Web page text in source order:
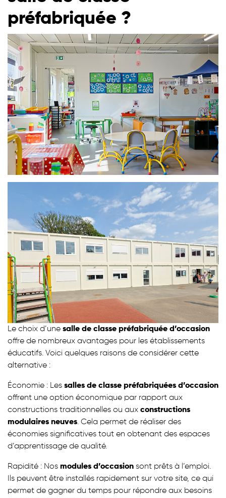
préfabriquée ?
Le choix d’une salle de classe préfabriquée d’occasion
offre de nombreux avantages pour les établissements
éducatifs. Voici quelques raisons de considérer cette
alternative :
Économie : Les salles de classe préfabriquées d’occasion
offrent une option économique par rapport aux
constructions traditionnelles ou aux constructions
modulaires neuves. Cela permet de réaliser des
économies significatives tout en obtenant des espaces
d’apprentissage de qualité.
Rapidité : Nos modules d’occasion sont prêts à l’emploi.
Ils peuvent être installés rapidement sur votre site, ce qui
permet de gagner du temps pour répondre aux besoins